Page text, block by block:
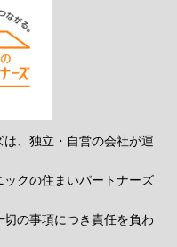
、独立・自営の会社が運
クの住まいパートナーズ
の事項につき責任を負わ